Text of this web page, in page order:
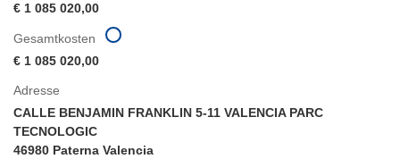
€ 1 085 020,00
Adresse
CALLE BENJAMIN FRANKLIN 5-11 VALENCIA PARC
TECNOLOGIC
46980 Paterna Valencia
Gesamtkosten
€ 1 085 020,00